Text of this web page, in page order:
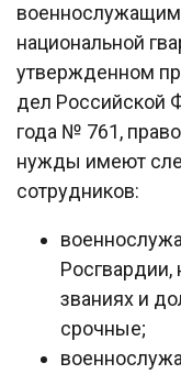
национальной
утвержденном
дел Российской
года № 761,
нужды имеют
сотрудников:
Росгвардии,
званиях и
срочные;